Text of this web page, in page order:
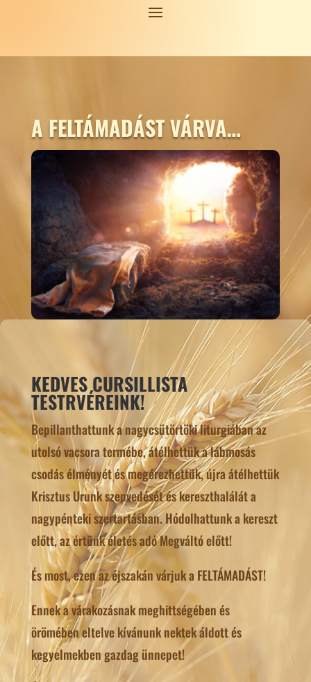
A FELTÁMADÁST VÁRVA…
KEDVES CURSILLISTA
TESTRVÉREINK!
Bepillanthattunk a nagycsütörtöki liturgiában az
utolsó vacsora termébe, átélhettük a lábmosás
csodás élményét és megérezhettük, újra átélhettük
Krisztus Urunk szenvedését és kereszthalálát a
nagypénteki szertartásban. Hódolhattunk a kereszt
előtt, az értünk életés adó Megváltó előtt!
És most, ezen az éjszakán várjuk a FELTÁMADÁST!
Ennek a várakozásnak meghittségében és
örömében eltelve kívánunk nektek áldott és
kegyelmekben gazdag ünnepet!